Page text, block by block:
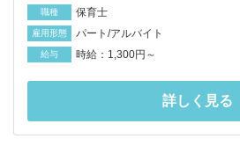
職種 保育士
雇用形態 パート/アルバイト
給与 時給：1,300円～
詳しく見る